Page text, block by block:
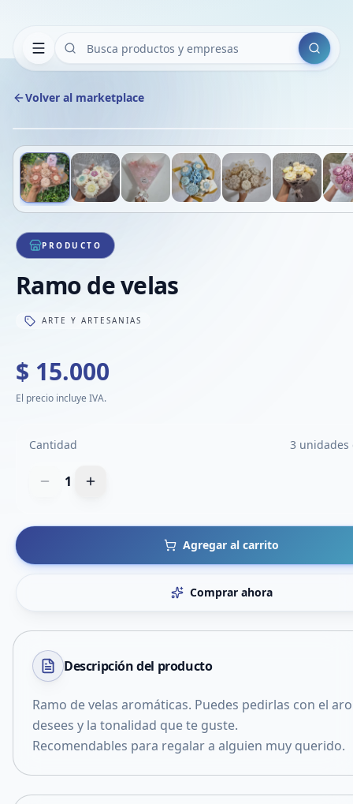
Buscar
Volver al marketplace
1/8
PRODUCTO
Ramo de velas
ARTE Y ARTESANIAS
$ 15.000
El precio incluye IVA.
Cantidad 3
1
Agregar al carrito
Comprar ahora
Descripción del producto
Ramo de velas aromáticas. Puedes pedirlas con el
desees y la tonalidad que te guste.
Recomendables para regalar a alguien muy querido.